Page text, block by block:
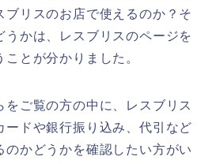
ブリスのお店で使えるのか？そ
うかは、レスブリスのページを
とが分かりました。
をご覧の方の中に、レスブリス
ードや銀行振り込み、代引など
のかどうかを確認したい方がい